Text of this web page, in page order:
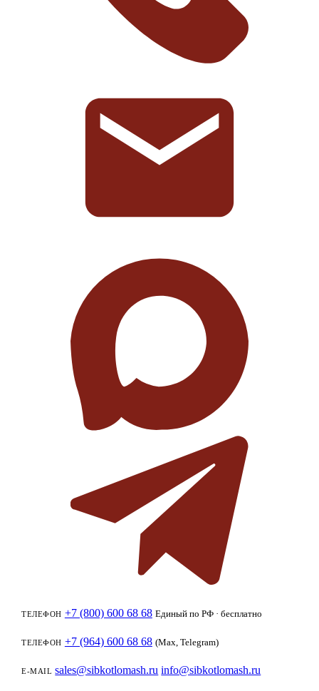
ТЕЛЕФОН +7 (800) 600 68 68 Единый по РФ · бесплатно
ТЕЛЕФОН +7 (964) 600 68 68 (Max, Telegram)
E-MAIL sales@sibkotlomash.ru info@sibkotlomash.ru